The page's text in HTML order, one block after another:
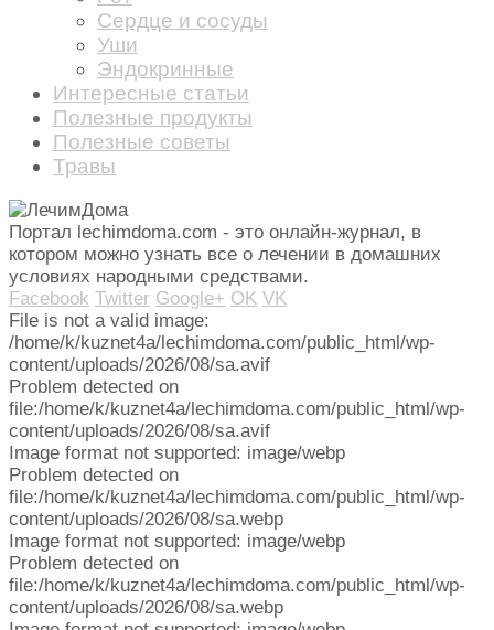
Сердце и сосуды
Уши
Эндокринные
Интересные статьи
Полезные продукты
Полезные советы
Травы
Портал lechimdoma.com - это онлайн-журнал, в
котором можно узнать все о лечении в домашних
условиях народными средствами.
Facebook Twitter Google+ OK VK
File is not a valid image:
/home/k/kuznet4a/lechimdoma.com/public_html/wp-
content/uploads/2026/08/sa.avif
Problem detected on
file:/home/k/kuznet4a/lechimdoma.com/public_html/wp-
content/uploads/2026/08/sa.avif
Image format not supported: image/webp
Problem detected on
file:/home/k/kuznet4a/lechimdoma.com/public_html/wp-
content/uploads/2026/08/sa.webp
Image format not supported: image/webp
Problem detected on
file:/home/k/kuznet4a/lechimdoma.com/public_html/wp-
content/uploads/2026/08/sa.webp